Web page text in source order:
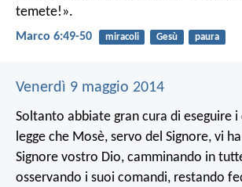
temete!».
Marco 6:49-50 miracoli Gesù paura
Venerdì 9 maggio 2014
Soltanto abbiate gran cura di eseguire i
legge che Mosè, servo del Signore, vi
Signore vostro Dio, camminando in
osservando i suoi comandi, restando